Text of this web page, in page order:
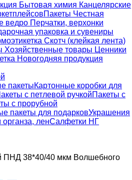
Бытовая химия Канцелярские
Пакеты Честная
ведро Перчатки, верхонки
упаковка и сувениры
Скотч (клейкая лента)
Хозяйственные товары Ценники
Новогодняя продукция
пакетыКартонные коробки для
с петлевой ручкойПакеты с
с прорубной
пакеты для подарковУкрашения
ленСалфетки НГ
ПНД 38*40/40 мкм Волшебного